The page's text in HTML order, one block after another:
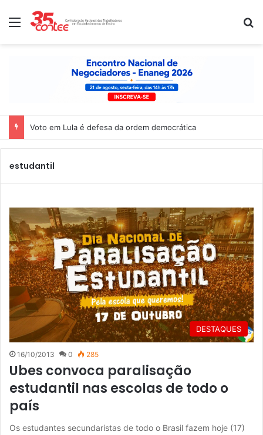
Menu
Voto em Lula é defesa da ordem democrática
estudantil
DESTAQUES
16/10/2013 0 285
Ubes convoca paralisação
estudantil nas escolas de todo o
país
Os estudantes secundaristas de todo o Brasil fazem hoje (17)